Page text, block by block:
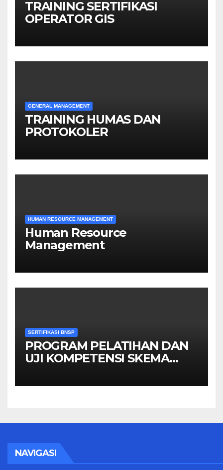
TRAINING SERTIFIKASI
OPERATOR GIS
GENERAL MANAGEMENT
TRAINING HUMAS DAN
PROTOKOLER
HUMAN RESOURCE MANAGEMENT
Human Resource
Management
SERTIFIKASI BNSP
PROGRAM PELATIHAN DAN
UJI KOMPETENSI SKEMA
JAUH
NAVIGASI